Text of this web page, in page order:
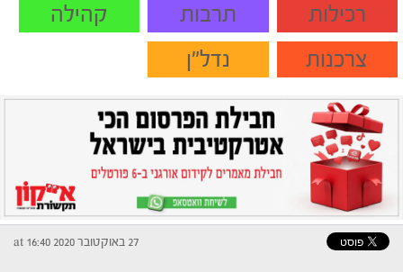
רכילות
תרבות
קהילה
צרכנות
נדל"ן
27 באוקטובר 2020 at 16:40